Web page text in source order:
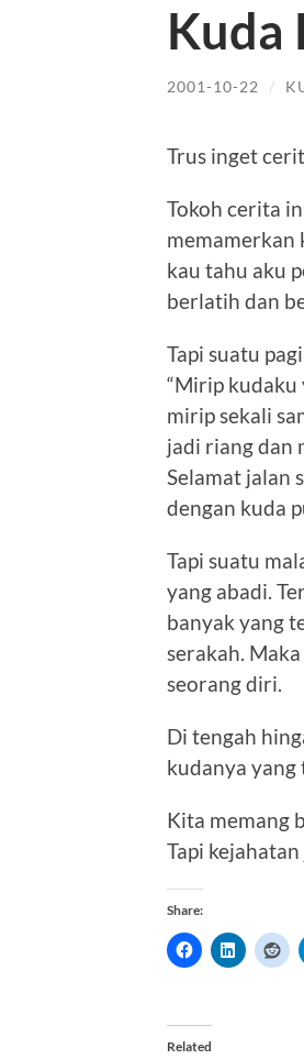
Kuda
2001-10-22 /
Trus inget
Tokoh cerita
memamerkan
kau tahu aku
berlatih dan
Tapi suatu
“Mirip kudaku
mirip sekali
jadi riang dan
Selamat jalan
dengan kuda
Tapi suatu
yang abadi.
banyak yang
serakah.
seorang diri.
Di tengah
kudanya yang
Kita memang
Tapi
Share:
Related